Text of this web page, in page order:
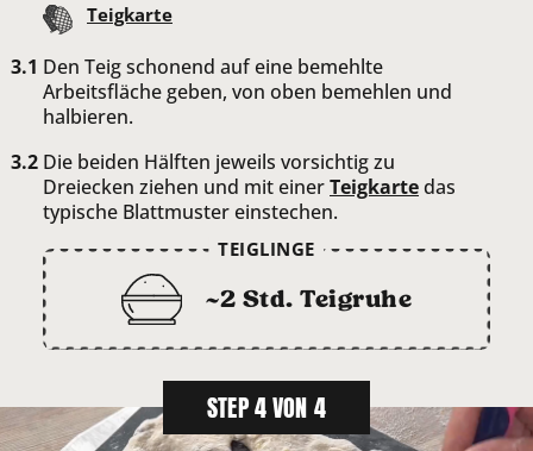
Teigkarte
Den Teig schonend auf eine bemehlte
Arbeitsfläche geben, von oben bemehlen und
halbieren.
Die beiden Hälften jeweils vorsichtig zu
Dreiecken ziehen und mit einerTeigkartedas
typische Blattmuster einstechen.
TEIGLINGE
~2 Std. Teigruhe
STEP 4 VON 4